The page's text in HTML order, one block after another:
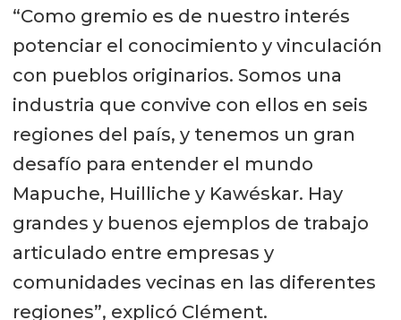
“Como gremio es de nuestro interés
potenciar el conocimiento y vinculación
con pueblos originarios. Somos una
industria que convive con ellos en seis
regiones del país, y tenemos un gran
desafío para entender el mundo
Mapuche, Huilliche y Kawéskar. Hay
grandes y buenos ejemplos de trabajo
articulado entre empresas y
comunidades vecinas en las diferentes
regiones”, explicó Clément.